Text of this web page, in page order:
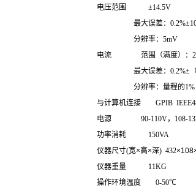
电压范围 ±14.5V
最大误差：
分辨率：5mV
电流 范围（满度）：
最大误差：0.2%±（量
分辨率：量程的1%
与计算机连接 GPIB
电源 90-110V， 108-
功率消耗 150VA
仪器尺寸(宽×高×深) 432×108
仪器重量 11KG
操作环境温度 0-50℃